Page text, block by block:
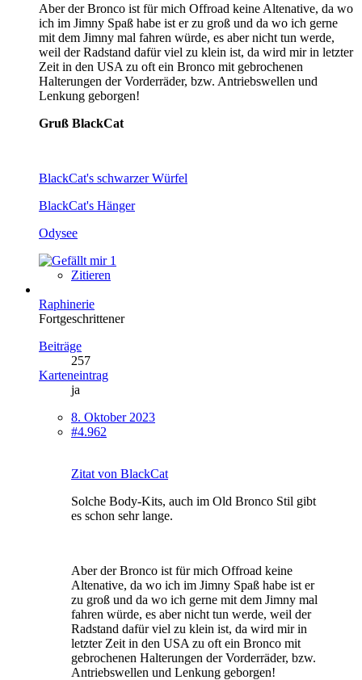
Aber der Bronco ist für mich Offroad keine Altenative, da wo
ich im Jimny Spaß habe ist er zu groß und da wo ich gerne
mit dem Jimny mal fahren würde, es aber nicht tun werde,
weil der Radstand dafür viel zu klein ist, da wird mir in letzter
Zeit in den USA zu oft ein Bronco mit gebrochenen
Halterungen der Vorderräder, bzw. Antriebswellen und
Lenkung geborgen!
Gruß BlackCat
BlackCat's schwarzer Würfel
BlackCat's Hänger
Odysee
1
Zitieren
Raphinerie
Fortgeschrittener
Beiträge
257
Karteneintrag
ja
8. Oktober 2023
#4.962
Zitat von BlackCat
Solche Body-Kits, auch im Old Bronco Stil gibt
es schon sehr lange.
Aber der Bronco ist für mich Offroad keine
Altenative, da wo ich im Jimny Spaß habe ist er
zu groß und da wo ich gerne mit dem Jimny mal
fahren würde, es aber nicht tun werde, weil der
Radstand dafür viel zu klein ist, da wird mir in
letzter Zeit in den USA zu oft ein Bronco mit
gebrochenen Halterungen der Vorderräder, bzw.
Antriebswellen und Lenkung geborgen!